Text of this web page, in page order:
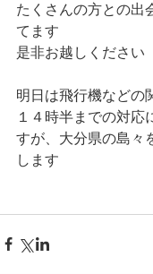
たくさんの方との出
てます
是非お越しください
明日は飛行機などの
１４時半までの対応
すが、大分県の島々
します